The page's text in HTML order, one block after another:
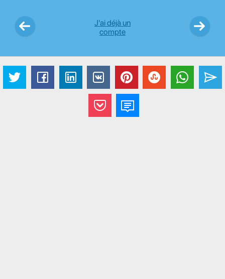
J'ai déjà un
compte